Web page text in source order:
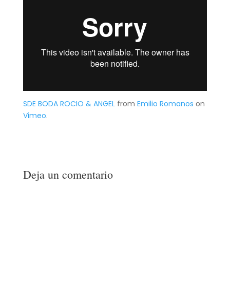
SDE BODA ROCIO & ANGELfrom Emilio Romanos on
Vimeo.
Deja un comentario